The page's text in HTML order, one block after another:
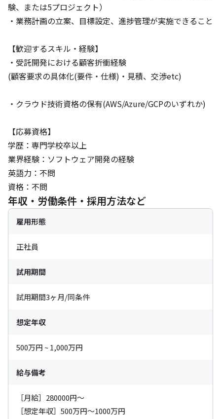
験、または5プロジェクト）
・業務計画の立案、目標設定、進捗管理が実施できること
【歓迎するスキル・経験】
・受託開発における顧客折衝経験
(顧客要求の具体化(要件・仕様)・見積、交渉etc)
・クラウド技術資格の保有(AWS/Azure/GCPのいずれか)
【応募資格】
学歴：専門学校卒以上
業界経験：ソフトウェア開発の経験
英語力：不問
資格：不問
年収・労働条件・採用方法など
雇用形態
正社員
試用期間
試⽤期間3ヶ⽉/同条件
想定年収
500万円 ~ 1,000万円
給与備考
［月給］280000円～
［想定年収］500万円～1000万円